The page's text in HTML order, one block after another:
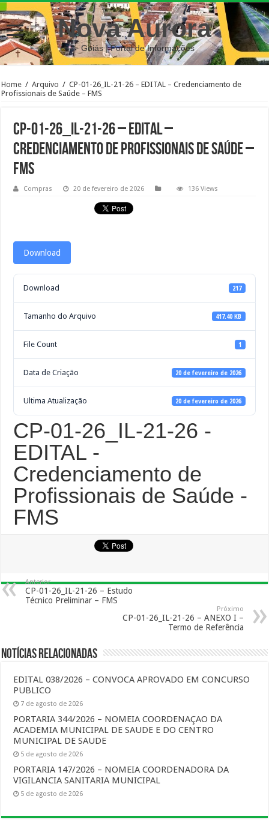
Nova Aurora
– Goiás | Portal de Informações
Home / Arquivo / CP-01-26_IL-21-26 – EDITAL – Credenciamento de
Profissionais de Saúde – FMS
CP-01-26_IL-21-26 – EDITAL –
Credenciamento de Profissionais de Saúde –
FMS
Compras 20 de fevereiro de 2026 136 Views
Download
Download 217
Tamanho do Arquivo 417.40 KB
File Count 1
Data de Criação 20 de fevereiro de 2026
Ultima Atualização 20 de fevereiro de 2026
CP-01-26_IL-21-26 -
EDITAL -
Credenciamento de
Profissionais de Saúde -
FMS
Anterior
CP-01-26_IL-21-26 – Estudo
Técnico Preliminar – FMS
Próximo
CP-01-26_IL-21-26 – ANEXO I –
Termo de Referência
Notícias Relacionadas
EDITAL 038/2026 – CONVOCA APROVADO EM CONCURSO
PUBLICO
7 de agosto de 2026
PORTARIA 344/2026 – NOMEIA COORDENAÇAO DA
ACADEMIA MUNICIPAL DE SAUDE E DO CENTRO
MUNICIPAL DE SAUDE
5 de agosto de 2026
PORTARIA 147/2026 – NOMEIA COORDENADORA DA
VIGILANCIA SANITARIA MUNICIPAL
5 de agosto de 2026